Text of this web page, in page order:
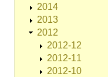
2014
2013
2012
2012-12
2012-11
2012-10